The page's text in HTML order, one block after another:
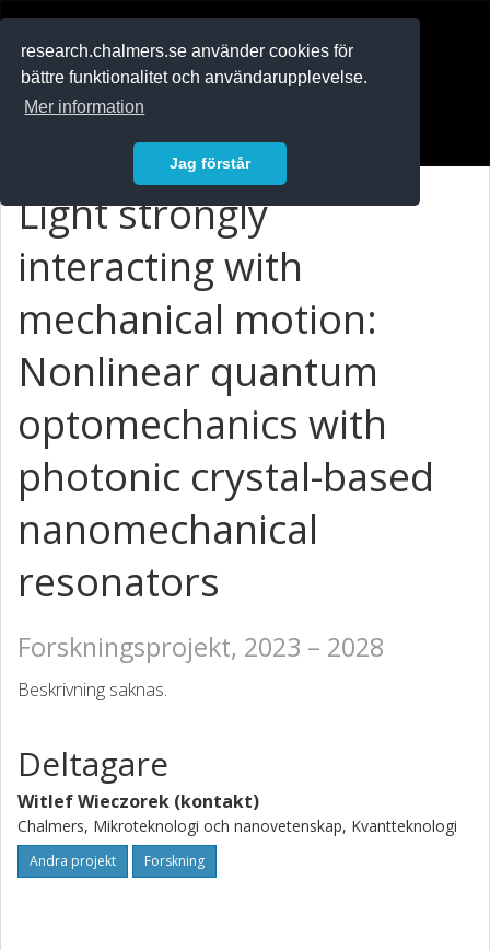
research.chalmers.se använder cookies för
bättre funktionalitet och användarupplevelse.
Mer information
Jag förstår
Light strongly
interacting with
mechanical motion:
Nonlinear quantum
optomechanics with
photonic crystal-based
nanomechanical
resonators
Forskningsprojekt, 2023 – 2028
Beskrivning saknas.
Deltagare
Witlef Wieczorek (kontakt)
Chalmers, Mikroteknologi och nanovetenskap, Kvantteknologi
Andra projekt Forskning